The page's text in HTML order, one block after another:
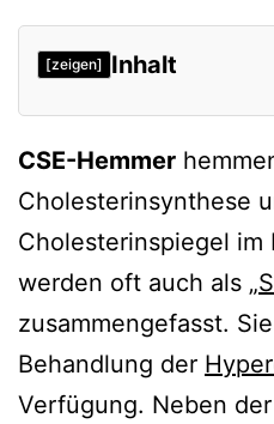
[zeigen] Inhalt
Wirkungen der
Einzelne CSE-
Simvastatin
Fluvastatin
Cerivastatin
Atorvastatin (Sortis)
Pravastatin
CSE-Hemmer
Cholesterinsynthese
Cholesterinspiegel im
werden oft auch als „
zusammengefasst.
Behandlung der
Verfügung. Neben